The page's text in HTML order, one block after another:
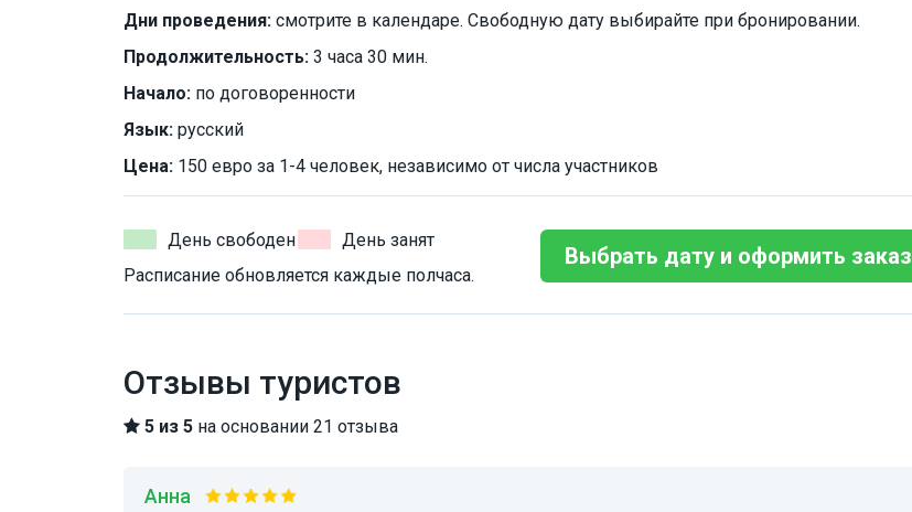
Дни проведения: смотрите в календаре. Свободную дату выбирайте при бронировании.
Продолжительность: 3 часа 30 мин.
Начало: по договоренности
Язык: русский
Цена: 150 евро за 1-4 человек, независимо от числа участников
День свободен
День занят
Расписание обновляется каждые полчаса.
Выбрать дату и оформить заказ
Отзывы туристов
5 из 5 на основании 21 отзыва
Анна